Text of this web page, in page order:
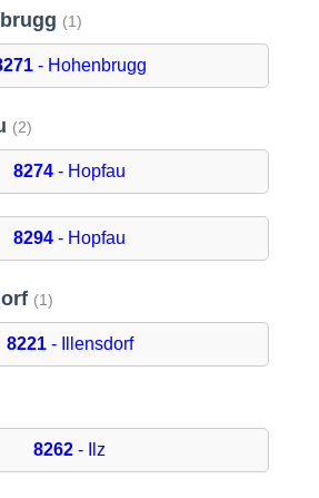
(1)
- Hohenbrugg
(2)
8274 - Hopfau
8294 - Hopfau
(1)
8221- Illensdorf
8262 - Ilz